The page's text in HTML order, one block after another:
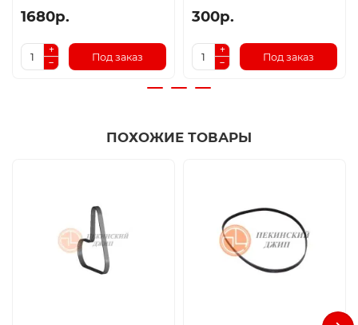
1680р.
Под заказ
300р.
Под заказ
ПОХОЖИЕ ТОВАРЫ